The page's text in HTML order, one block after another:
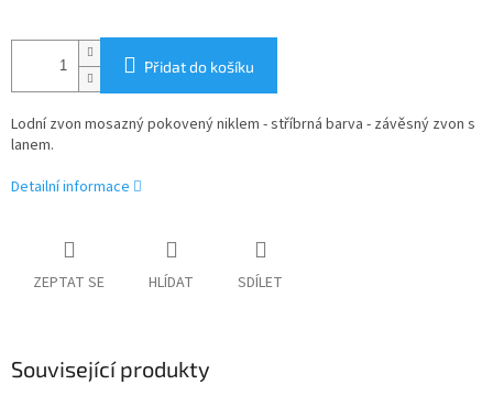
Přidat do košíku
Lodní zvon mosazný pokovený niklem - stříbrná barva - závěsný zvon s
lanem.
Detailní informace
ZEPTAT SE HLÍDAT SDÍLET
Související produkty